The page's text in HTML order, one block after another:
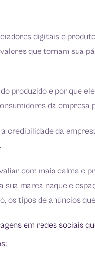
digitais e
que tornam sua
produzido e por que
da empresa
credibilidade da
com mais calma e
marca naquele
os tipos de anúncios
em redes sociais